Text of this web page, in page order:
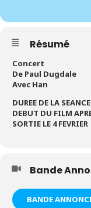
Résumé
Concert
De Paul Dugdale
Avec Han
DUREE DE LA
DEBUT DU FILM
SORTIE LE 4 FEVRIER
Bande
BANDE